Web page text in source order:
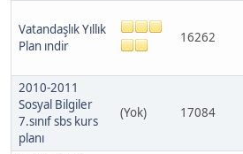
Vatandaşlık Yıllık
Plan ındir
16262
2010-2011
Sosyal Bilgiler
7.sınıf sbs kurs
planı
(Yok) 17084